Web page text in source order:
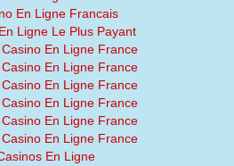
En Ligne Francais
Ligne Le Plus Payant
En Ligne France
En Ligne France
En Ligne France
En Ligne France
En Ligne France
En Ligne France
En Ligne